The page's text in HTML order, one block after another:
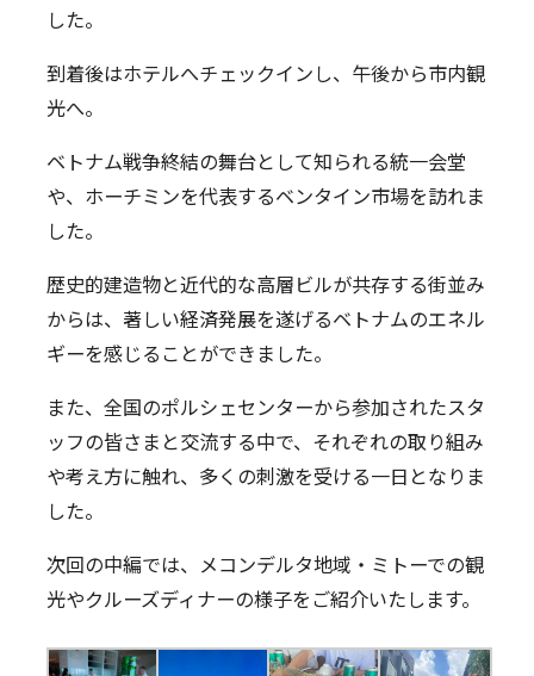
した。
到着後はホテルへチェックインし、午後から市内観
光へ。
ベトナム戦争終結の舞台として知られる統一会堂
や、ホーチミンを代表するベンタイン市場を訪れま
した。
歴史的建造物と近代的な高層ビルが共存する街並み
からは、著しい経済発展を遂げるベトナムのエネル
ギーを感じることができました。
また、全国のポルシェセンターから参加されたスタ
ッフの皆さまと交流する中で、それぞれの取り組み
や考え方に触れ、多くの刺激を受ける一日となりま
した。
次回の中編では、メコンデルタ地域・ミトーでの観
光やクルーズディナーの様子をご紹介いたします。